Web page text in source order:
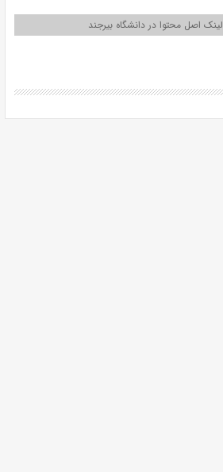
لینک اصل محتوا در دانشگاه بیرجند